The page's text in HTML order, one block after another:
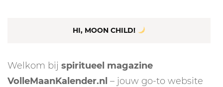
HI, MOON CHILD!
Welkom bij spiritueel magazine
VolleMaanKalender.nl – jouw go-to website